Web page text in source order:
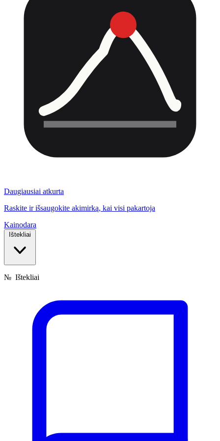
Daugiausiai atkurta
Raskite ir išsaugokite akimirką, kai visi pakartoja
Kainodara
Ištekliai
№ Ištekliai